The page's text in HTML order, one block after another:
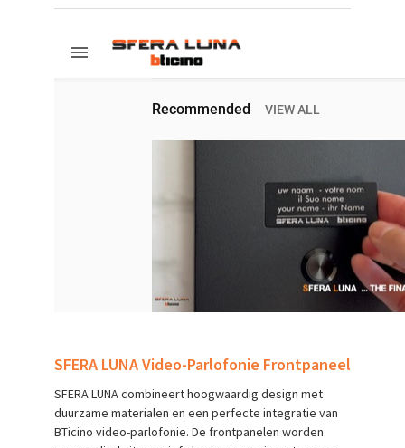
SFERA LUNA Video-Parlofonie Frontpaneel
SFERA LUNA combineert hoogwaardig design met
duurzame materialen en een perfecte integratie van
BTicino video-parlofonie. De frontpanelen worden